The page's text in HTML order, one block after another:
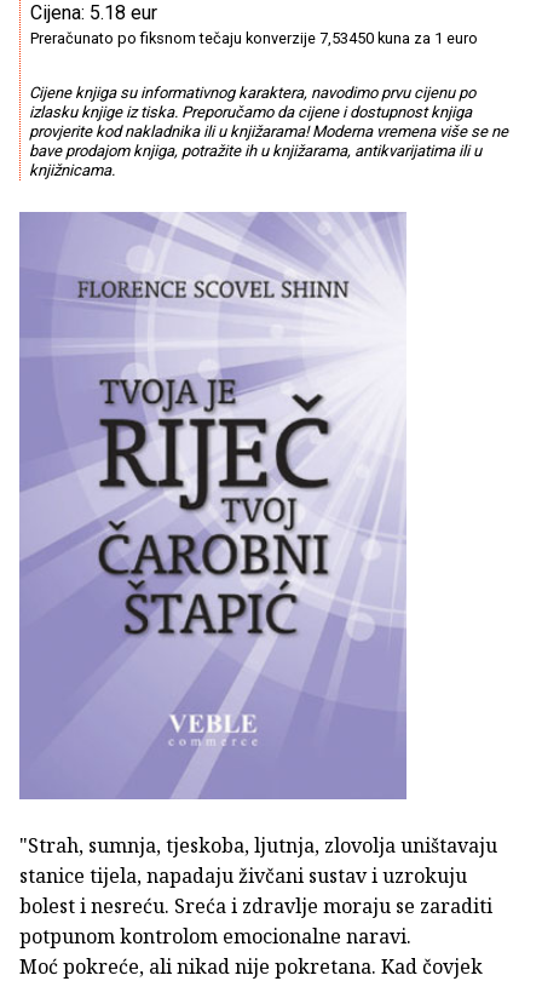
Cijena: 5.18 eur
Preračunato po fiksnom tečaju konverzije 7,53450 kuna za 1 euro
Cijene knjiga su informativnog karaktera, navodimo prvu cijenu po
izlasku knjige iz tiska. Preporučamo da cijene i dostupnost knjiga
provjerite kod nakladnika ili u knjižarama! Moderna vremena više se ne
bave prodajom knjiga, potražite ih u knjižarama, antikvarijatima ili u
knjižnicama.
"Strah, sumnja, tjeskoba, ljutnja, zlovolja uništavaju
stanice tijela, napadaju živčani sustav i uzrokuju
bolest i nesreću. Sreća i zdravlje moraju se zaraditi
potpunom kontrolom emocionalne naravi.
Moć pokreće, ali nikad nije pokretana. Kad čovjek